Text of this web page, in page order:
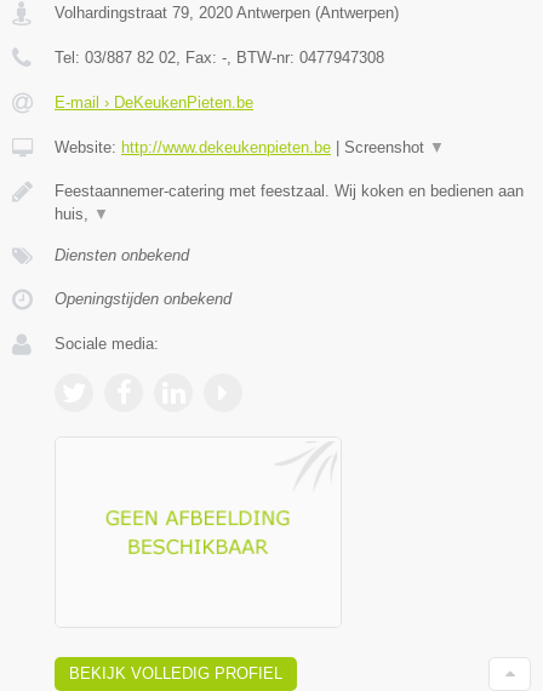
Volhardingstraat 79 2020 Antwerpen (Antwerpen)
Tel: 03/887 82 02 , Fax: - , BTW-nr: 0477947308
E-mail › DeKeukenPieten.be
Website: http://www.dekeukenpieten.be Screenshot ▼
Feestaannemer-catering met feestzaal. Wij koken en bedienen aan
huis,
▼
Diensten onbekend
Openingstijden onbekend
Sociale media:
BEKIJK VOLLEDIG PROFIEL